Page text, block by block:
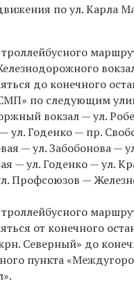
по ул. Карла
до конечного
по следующим
вокзал — ул.
ул. Годенко — пр.
— ул. Забобонова —
— ул. Годенко — ул.
Профсоюзов —
от конечного
Северный» до
пункта